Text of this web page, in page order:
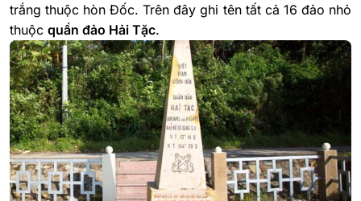
trắng thuộc hòn Đốc. Trên đây ghi tên tất cả 16 đảo nhỏ
thuộc quần đảo Hải Tặc.